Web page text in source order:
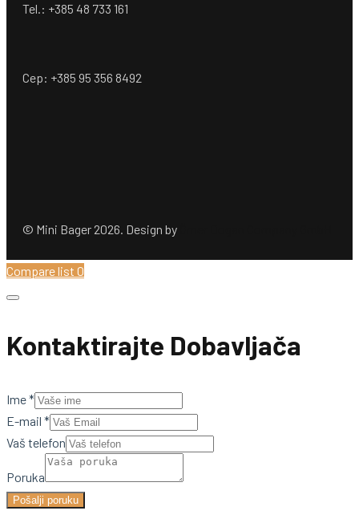
Tel.: +385 48 733 161
Cep: +385 95 356 8492
© Mini Bager 2026. Design by
Compare list 0
Kontaktirajte Dobavljača
Ime*
E-mail *
Vaš telefon
Poruka
Pošalji poruku